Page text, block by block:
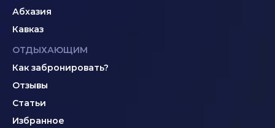
Абхазия
Кавказ
ОТДЫХАЮЩИМ
Как забронировать?
Отзывы
Статьи
Избранное